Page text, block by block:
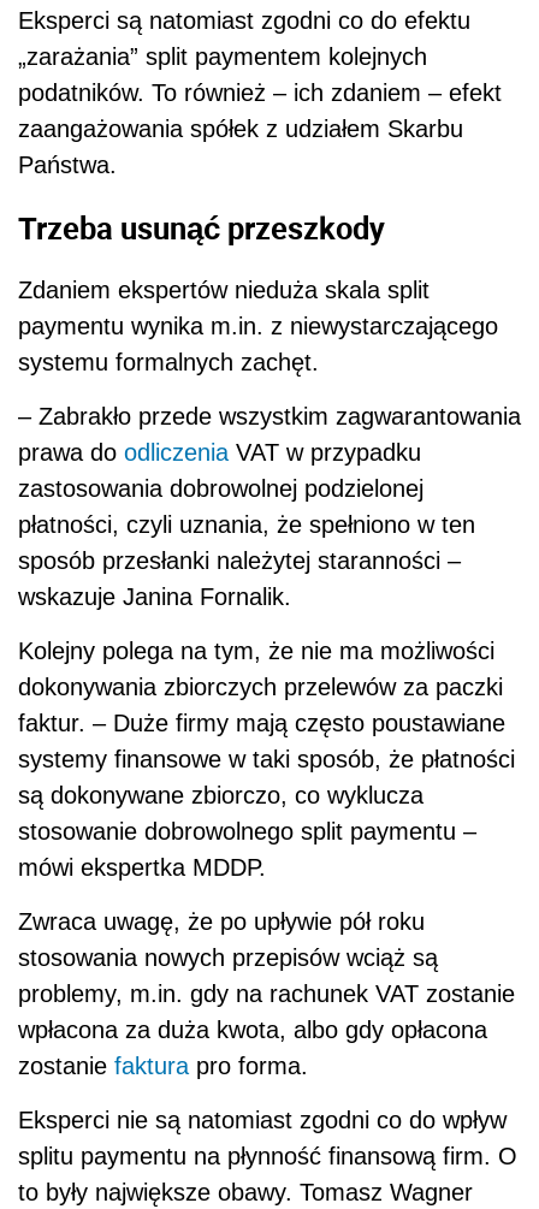
Eksperci są natomiast zgodni co do efektu
„zarażania” split paymentem kolejnych
podatników. To również – ich zdaniem – efekt
zaangażowania spółek z udziałem Skarbu
Państwa.
Trzeba usunąć przeszkody
Zdaniem ekspertów nieduża skala split
paymentu wynika m.in. z niewystarczającego
systemu formalnych zachęt.
– Zabrakło przede wszystkim zagwarantowania
prawa do odliczenia VAT w przypadku
zastosowania dobrowolnej podzielonej
płatności, czyli uznania, że spełniono w ten
sposób przesłanki należytej staranności –
wskazuje Janina Fornalik.
Kolejny polega na tym, że nie ma możliwości
dokonywania zbiorczych przelewów za paczki
faktur. – Duże firmy mają często poustawiane
systemy finansowe w taki sposób, że płatności
są dokonywane zbiorczo, co wyklucza
stosowanie dobrowolnego split paymentu –
mówi ekspertka MDDP.
Zwraca uwagę, że po upływie pół roku
stosowania nowych przepisów wciąż są
problemy, m.in. gdy na rachunek VAT zostanie
wpłacona za duża kwota, albo gdy opłacona
zostanie faktura pro forma.
Eksperci nie są natomiast zgodni co do wpływ
splitu paymentu na płynność finansową firm. O
to były największe obawy. Tomasz Wagner